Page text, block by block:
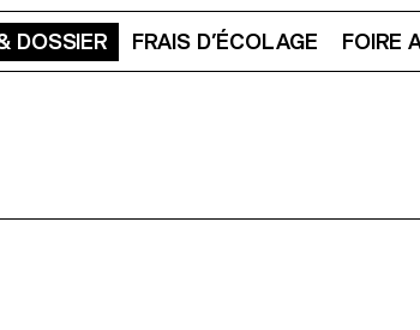
DOSSIER FRAIS D’ÉCOLAGE FOIRE